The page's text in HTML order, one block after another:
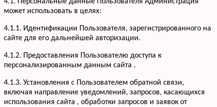
4.1. Персональные данные Пользователя Администрация
может использовать в целях:
4.1.1. Идентификации Пользователя, зарегистрированного на
сайте для его дальнейшей авторизации.
4.1.2. Предоставления Пользователю доступа к
персонализированным данным сайта .
4.1.3. Установления с Пользователем обратной связи,
включая направление уведомлений, запросов, касающихся
использования сайта , обработки запросов и заявок от